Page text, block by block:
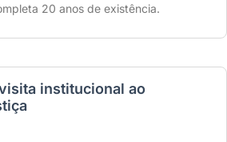
20 anos de existência.
institucional ao